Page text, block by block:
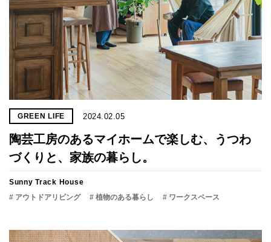
GREEN LIFE 2024.02.05
陶芸工房のあるマイホームで楽しむ、うつわ
づくりと、家族の暮らし。
Sunny Track House
# アウトドアリビング
# 植物のある暮らし # ワークスペース